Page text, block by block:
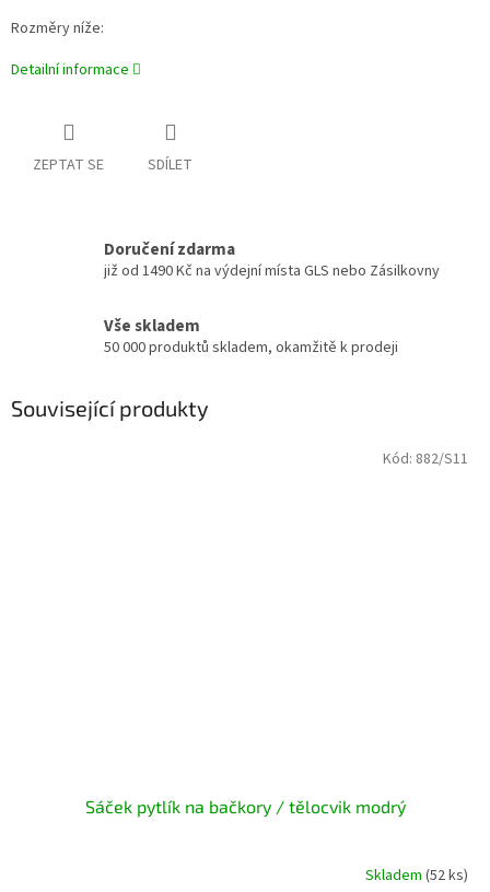
Rozměry níže:
Detailní informace
ZEPTAT SE SDÍLET
Doručení zdarma
již od 1490 Kč na výdejní místa GLS nebo Zásilkovny
Vše skladem
50 000 produktů skladem, okamžitě k prodeji
Související produkty
Sáček pytlík na bačkory / tělocvik modrý
Skladem (52 ks)
Kód: 882/S11